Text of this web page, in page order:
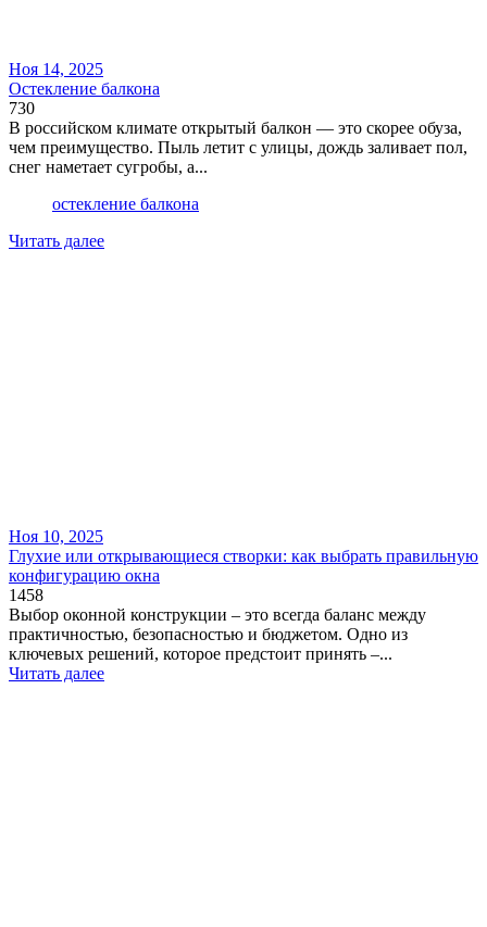
Ноя 14, 2025
Остекление балкона
730
В российском климате открытый балкон — это скорее обуза,
чем преимущество. Пыль летит с улицы, дождь заливает пол,
снег наметает сугробы, а...
остекление балкона
Читать далее
Ноя 10, 2025
Глухие или открывающиеся створки: как выбрать правильную
конфигурацию окна
1458
Выбор оконной конструкции – это всегда баланс между
практичностью, безопасностью и бюджетом. Одно из
ключевых решений, которое предстоит принять –...
Читать далее